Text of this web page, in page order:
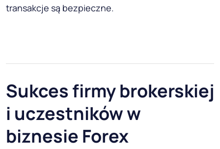
transakcje są bezpieczne.
Sukces firmy brokerskiej
i uczestników w
biznesie Forex